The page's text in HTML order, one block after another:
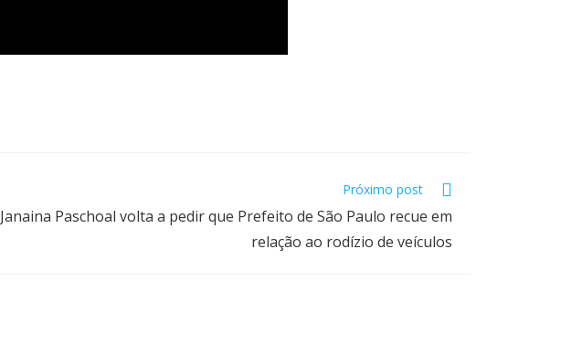
Próximo post
Janaina Paschoal volta a pedir que Prefeito de São Paulo recue em
relação ao rodízio de veículos